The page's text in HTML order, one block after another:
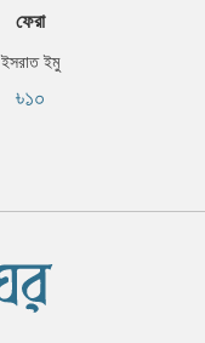
ফেরা
ইসরাত ইমু
৳১০